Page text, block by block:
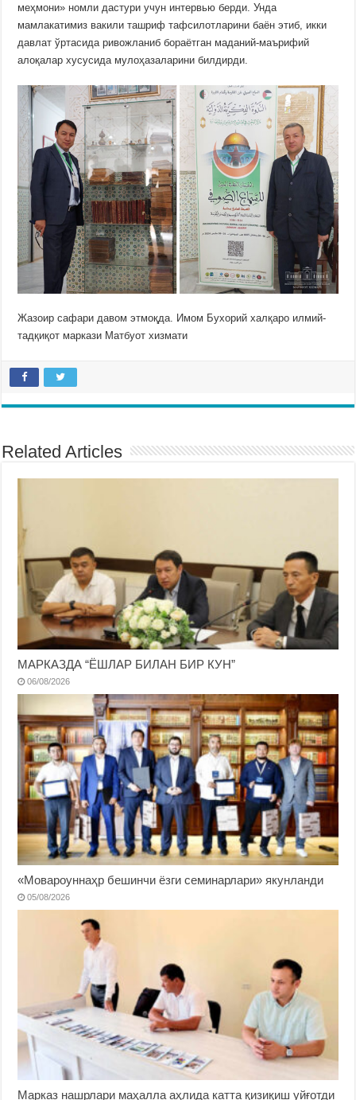
меҳмони» номли дастури учун интервью берди. Унда
мамлакатимиз вакили ташриф тафсилотларини баён этиб, икки
давлат ўртасида ривожланиб бораётган маданий-маърифий
алоқалар хусусида мулоҳазаларини билдирди.
Жазоир сафари давом этмоқда. Имом Бухорий халқаро илмий-
тадқиқот маркази Матбуот хизмати
Related Articles
МАРКАЗДА “ЁШЛАР БИЛАН БИР КУН”
06/08/2026
«Мовароуннаҳр бешинчи ёзги семинарлари» якунланди
05/08/2026
Марказ нашрлари маҳалла аҳлида катта қизиқиш уйғотди